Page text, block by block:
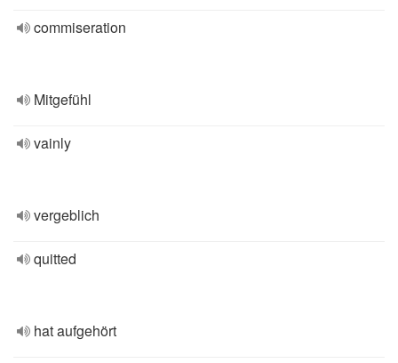
commiseration
Mitgefühl
vainly
vergeblich
quitted
hat aufgehört